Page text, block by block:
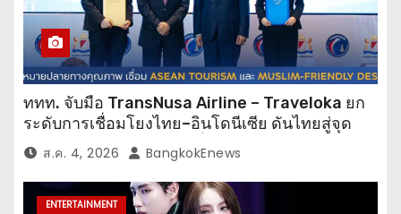
ททท. จับมือ TransNusa Airline – Traveloka ยก
ระดับการเชื่อมโยงไทย–อินโดนีเซีย ดันไทยสู่จุด
หมายปลายทางคุณภาพ เชื่อม Asean Tourism
และ Muslim-Friendly Destination
ส.ค. 4, 2026 BangkokEnews
ENTERTAINMENT